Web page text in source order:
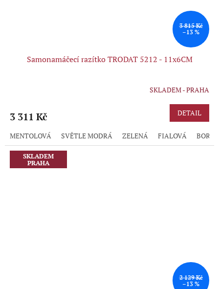
3 815 Kč
–13 %
Samonamáčecí razítko TRODAT 5212 - 11x6CM
je
z
5
hvězdiček.
SKLADEM - PRAHA
3 311 Kč DETAIL
MENTOLOVÁ SVĚTLE MODRÁ ZELENÁ FIALOVÁ
SKLADEM
PRAHA
2 129 Kč
–13 %